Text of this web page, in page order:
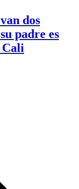
dos
padre es
Cali